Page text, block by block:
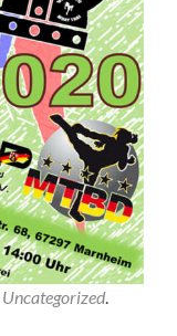
Uncategorized.